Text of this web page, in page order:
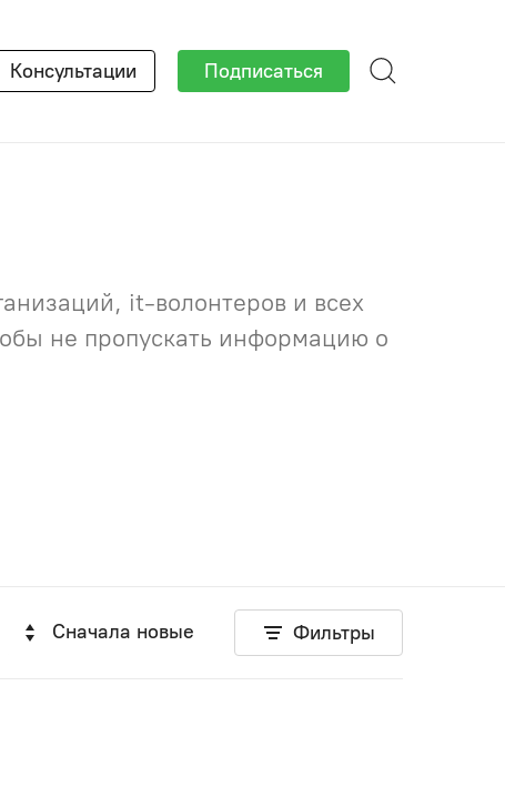
Консультации Подписаться
it-волонтеров и всех
не пропускать информацию о
Сначала новые Фильтры